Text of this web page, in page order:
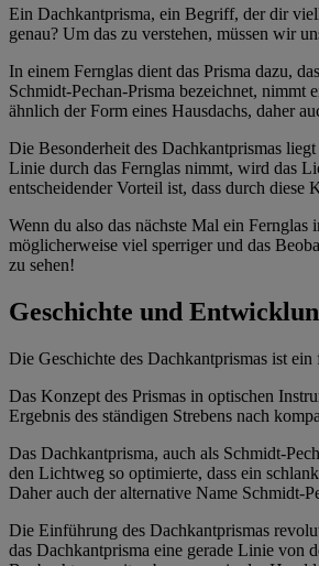
Ein Dachkantprisma, ein Begriff, der dir
genau? Um das zu verstehen, müssen wir
In einem Fernglas dient das Prisma dazu,
Schmidt-Pechan-Prisma bezeichnet, nimmt
ähnlich der Form eines Hausdachs, daher
Die Besonderheit des Dachkantprismas
Linie durch das Fernglas nimmt, wird das
entscheidender Vorteil ist, dass durch
Wenn du also das nächste Mal ein
möglicherweise viel sperriger und das
zu sehen!
Geschichte und
Die Geschichte des Dachkantprismas ist
Das Konzept des Prismas in optischen
Ergebnis des ständigen Strebens nach
Das Dachkantprisma, auch als Schmidt-
den Lichtweg so optimierte, dass ein
Daher auch der alternative Name Schmidt-
Die Einführung des Dachkantprismas
das Dachkantprisma eine gerade Linie von